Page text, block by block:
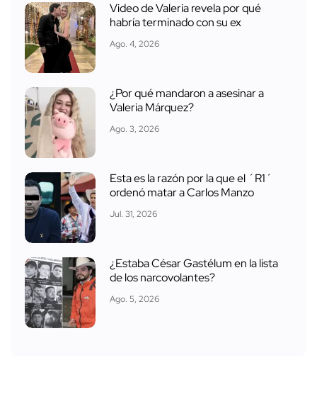
Video de Valeria revela por qué
habría terminado con su ex
Ago. 4, 2026
¿Por qué mandaron a asesinar a
Valeria Márquez?
Ago. 3, 2026
Esta es la razón por la que el ´R1´
ordenó matar a Carlos Manzo
Jul. 31, 2026
¿Estaba César Gastélum en la lista
de los narcovolantes?
Ago. 5, 2026